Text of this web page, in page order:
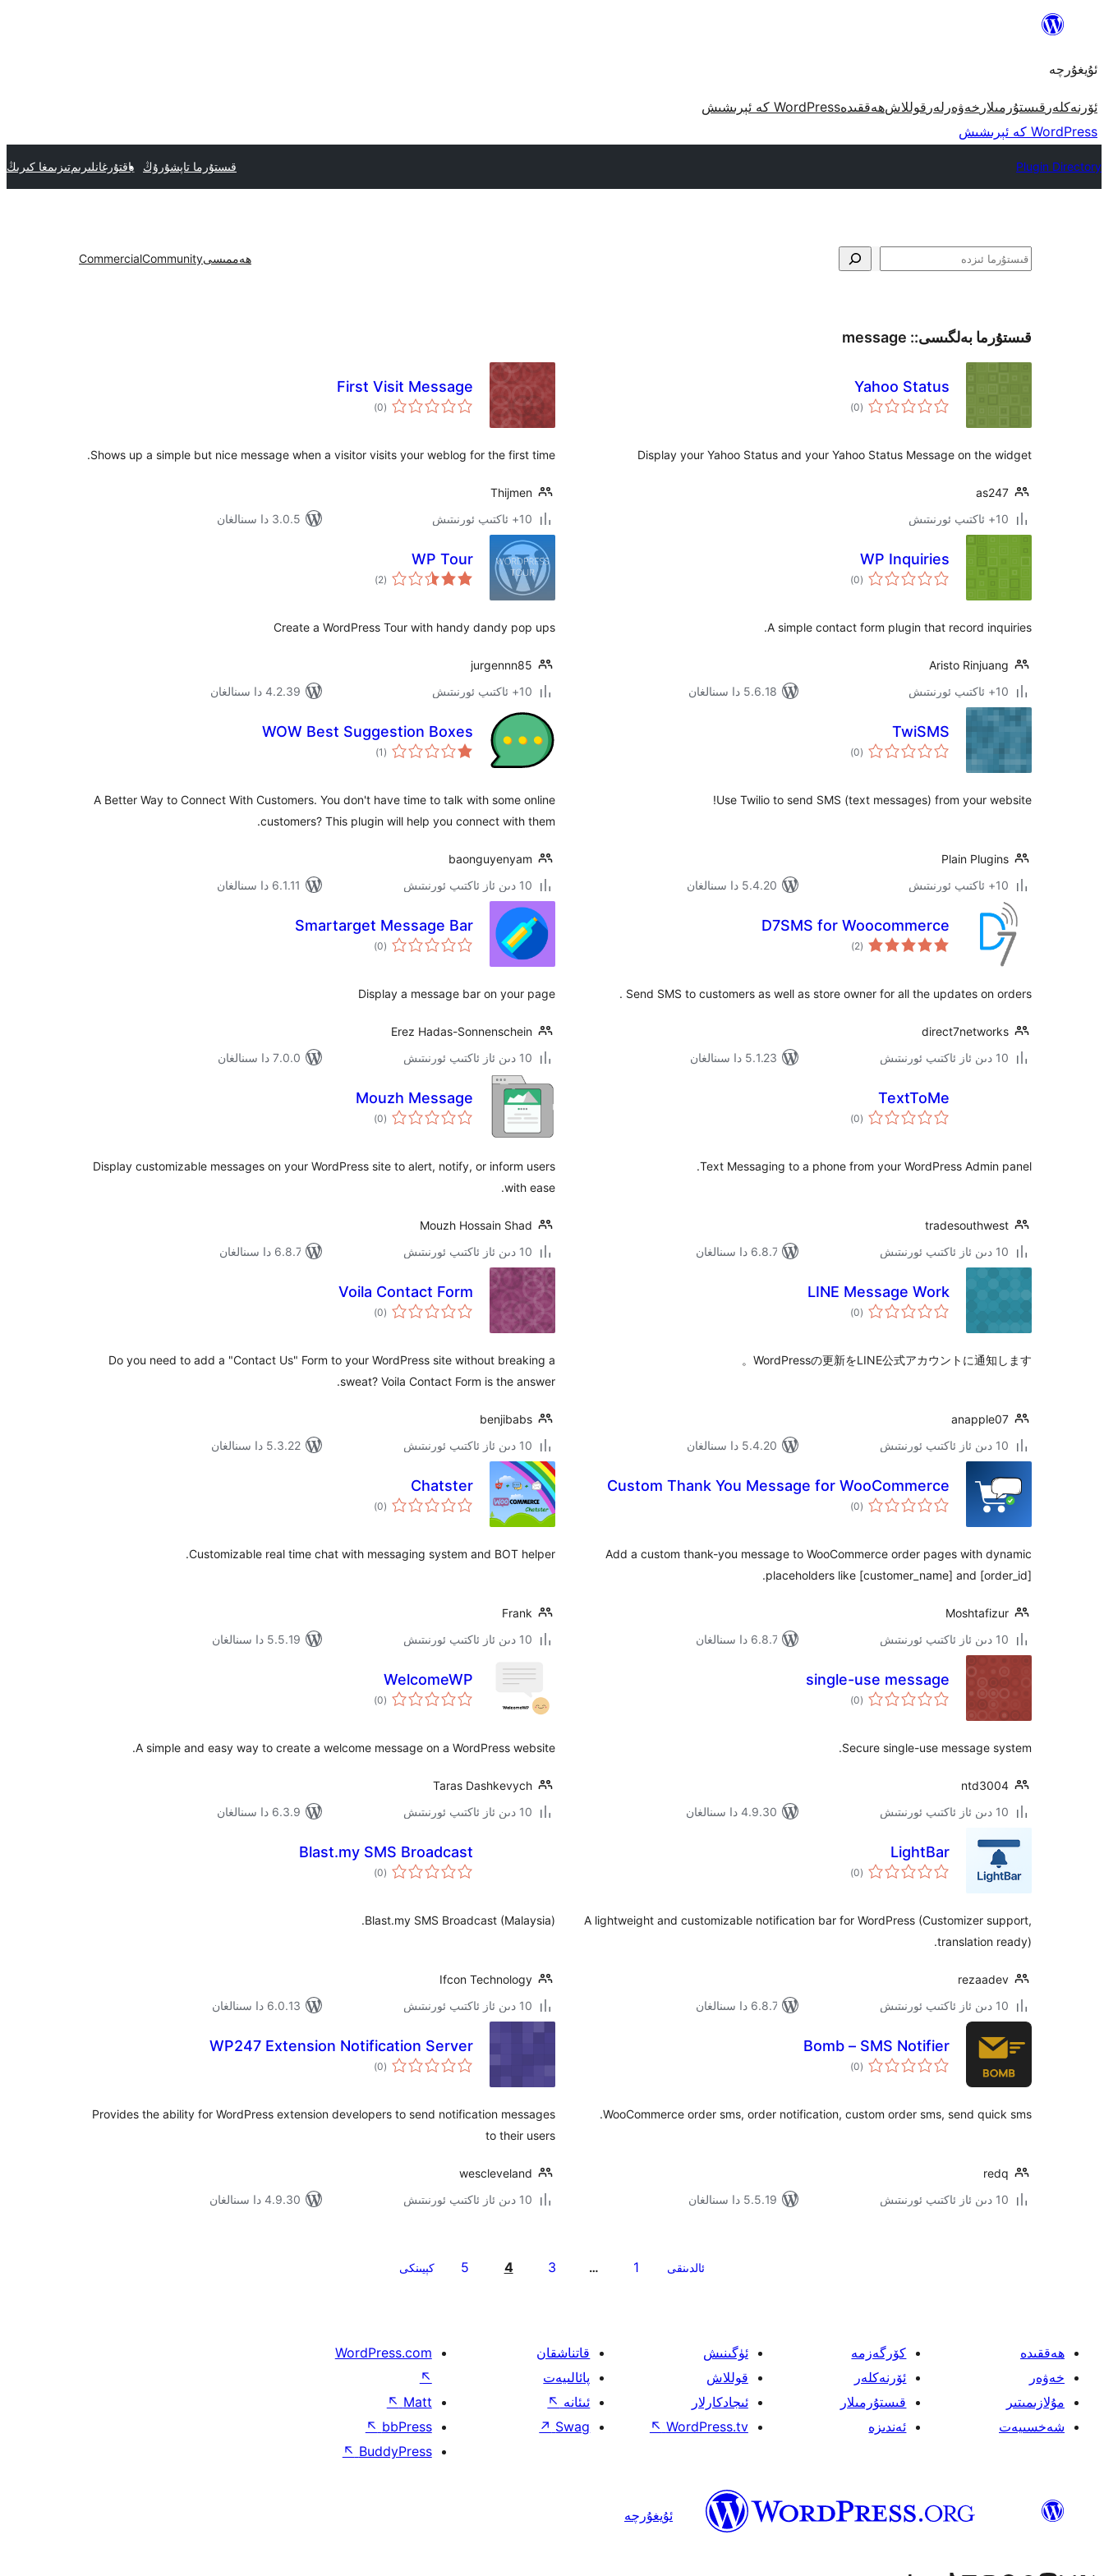
مەزمۇنغا
ئۇيغۇرچە
ئۆرنەكلەر قىستۇرمىلار خەۋەرلەر قوللاشھەققىدەWordPress كە ئېرىشىش
WordPress كە ئېرىشىش
Plugin Directory قىستۇرما تاپشۇرۇڭ ياقتۇرغانلىرىمتىزىمغا كىرىڭ
ئىزدە ھەممىسىCommunity
Commercial
قىستۇرما بەلگىسى:: message
Yahoo Status
(0 ئومۇمىي
دەرىجە
)
Display your Yahoo Status and your Yahoo Status Message on the widget
as247
10+ ئاكتىپ ئورنىتىش
First Visit Message
(0 ئومۇمىي
دەرىجە
)
Shows up a simple but nice message when a visitor visits your weblog for the first time.
Thijmen
10+ ئاكتىپ ئورنىتىش
3.0.5 دا سىنالغان
WP Inquiries
(0 ئومۇمىي
دەرىجە
)
A simple contact form plugin that record inquiries.
Aristo Rinjuang
10+ ئاكتىپ ئورنىتىش
5.6.18 دا سىنالغان
WP Tour
(2 ئومۇمىي
دەرىجە)
Create a WordPress Tour with handy dandy pop ups
jurgennn85
10+ ئاكتىپ ئورنىتىش
4.2.39 دا سىنالغان
TwiSMS
(0 ئومۇمىي
دەرىجە
)
Use Twilio to send SMS (text messages) from your website!
Plain Plugins
10+ ئاكتىپ ئورنىتىش
5.4.20 دا سىنالغان
WOW Best Suggestion Boxes
(1 ئومۇمىي
دەرىجە)
A Better Way to Connect With Customers. You don't have time to talk with some online
customers? This plugin will help you connect with them.
baonguyenyam
10 دىن ئاز ئاكتىپ ئورنىتىش
6.1.11 دا سىنالغان
D7SMS for Woocommerce
(2 ئومۇمىي
دەرىجە)
Send SMS to customers as well as store owner for all the updates on orders .
direct7networks
10 دىن ئاز ئاكتىپ ئورنىتىش
5.1.23 دا سىنالغان
Smartarget Message Bar
(0 ئومۇمىي
دەرىجە
)
Display a message bar on your page
Erez Hadas-Sonnenschein
10 دىن ئاز ئاكتىپ ئورنىتىش
7.0.0 دا سىنالغان
TextToMe
(0 ئومۇمىي
دەرىجە
)
Text Messaging to a phone from your WordPress Admin panel.
tradesouthwest
10 دىن ئاز ئاكتىپ ئورنىتىش
6.8.7 دا سىنالغان
Mouzh Message
(0 ئومۇمىي
دەرىجە
)
Display customizable messages on your WordPress site to alert, notify, or inform users
with ease.
Mouzh Hossain Shad
10 دىن ئاز ئاكتىپ ئورنىتىش
6.8.7 دا سىنالغان
LINE Message Work
(0 ئومۇمىي
دەرىجە
)
WordPressの更新をLINE公式アカウントに通知します。
anapple07
10 دىن ئاز ئاكتىپ ئورنىتىش
5.4.20 دا سىنالغان
Voila Contact Form
(0 ئومۇمىي
دەرىجە
)
Do you need to add a "Contact Us" Form to your WordPress site without breaking a
sweat? Voila Contact Form is the answer.
benjibabs
10 دىن ئاز ئاكتىپ ئورنىتىش
5.3.22 دا سىنالغان
Custom Thank You Message for WooCommerce
(0 ئومۇمىي
دەرىجە
)
Add a custom thank-you message to WooCommerce order pages with dynamic
placeholders like [customer_name] and [order_id].
Moshtafizur
10 دىن ئاز ئاكتىپ ئورنىتىش
6.8.7 دا سىنالغان
Chatster
(0 ئومۇمىي
دەرىجە
)
Customizable real time chat with messaging system and BOT helper.
Frank
10 دىن ئاز ئاكتىپ ئورنىتىش
5.5.19 دا سىنالغان
single-use message
(0 ئومۇمىي
دەرىجە
)
Secure single-use message system.
ntd3004
10 دىن ئاز ئاكتىپ ئورنىتىش
4.9.30 دا سىنالغان
WelcomeWP
(0 ئومۇمىي
دەرىجە
)
A simple and easy way to create a welcome message on a WordPress website.
Taras Dashkevych
10 دىن ئاز ئاكتىپ ئورنىتىش
6.3.9 دا سىنالغان
LightBar
(0 ئومۇمىي
دەرىجە
)
A lightweight and customizable notification bar for WordPress (Customizer support,
translation ready).
rezaadev
10 دىن ئاز ئاكتىپ ئورنىتىش
6.8.7 دا سىنالغان
Blast.my SMS Broadcast
(0 ئومۇمىي
دەرىجە
)
Blast.my SMS Broadcast (Malaysia).
Ifcon Technology
10 دىن ئاز ئاكتىپ ئورنىتىش
6.0.13 دا سىنالغان
Bomb – SMS Notifier
(0 ئومۇمىي
دەرىجە
)
WooCommerce order sms, order notification, custom order sms, send quick sms.
redq
10 دىن ئاز ئاكتىپ ئورنىتىش
5.5.19 دا سىنالغان
WP247 Extension Notification Server
(0 ئومۇمىي
دەرىجە
)
Provides the ability for WordPress extension developers to send notification messages
to their users
wescleveland
10 دىن ئاز ئاكتىپ ئورنىتىش
4.9.30 دا سىنالغان
ئالدىنقى 1
…
3
4
5 كېيىنكى
ھەققىدە
خەۋەر
مۇلازىمىتىر
شەخسىيەت
كۆرگەزمە
ئۆرنەكلەر
قىستۇرمىلار
ئەندىزە
ئۈگىنىش
قوللاش
ئىجادكارلار
WordPress.tv
↖
قاتناشقان
پائالىيەت
ئىئانە ↖
Swag
↗
WordPress.com
↖
Matt
↖
bbPress
↖
BuddyPress
↖
ئۇيغۇرچە